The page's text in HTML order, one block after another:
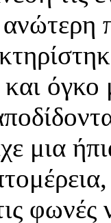
όγκο
μια
φωνές